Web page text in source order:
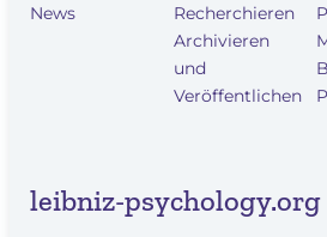
News
Recherchieren
Archivieren
und
Veröffentlichen
leibniz-psychology.org